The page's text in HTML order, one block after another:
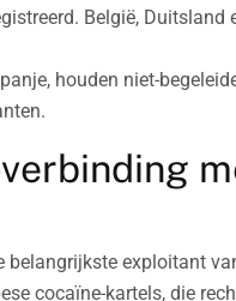
België, Duitsland
houden niet-
belangrijkste exploitant
cocaïne-kartels, die